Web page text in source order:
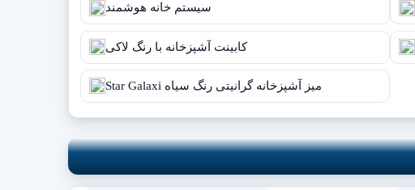
سیستم خانه هوشمند
کابینت آشپزخانه با رنگ لاکی
Star Galaxi میز آشپزخانه گرانیتی رنگ سیاه